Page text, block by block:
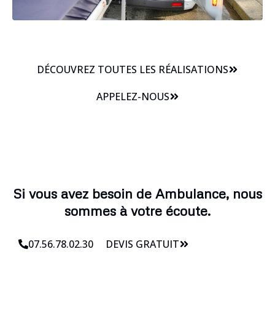
DÉCOUVREZ TOUTES LES RÉALISATIONS
APPELEZ-NOUS
Si vous avez besoin de Ambulance, nous
sommes à votre écoute.
07.56.78.02.30 DEVIS GRATUIT